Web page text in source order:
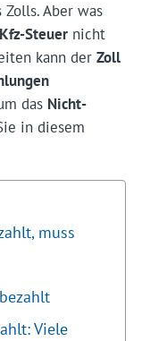
Aber was
Kfz-Steuernicht
kann der Zoll
das Nicht-
in diesem
muss
Viele